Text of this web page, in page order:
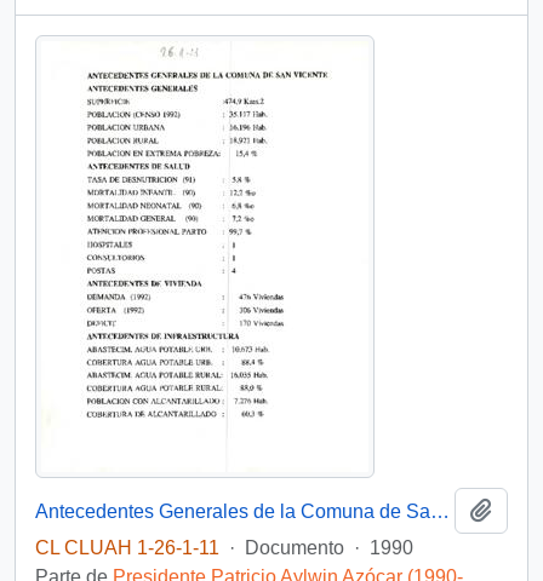
Antecedentes Generales de la Comuna de San Vicente
CL CLUAH 1-26-1-11
· Documento · 1990
Parte de Presidente Patricio Aylwin Azócar (1990-